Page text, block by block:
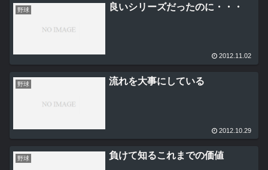
野球 良いシリーズだったのに・・・
2012.11.02
野球 流れを大事にしている
2012.10.29
野球 負けて知るこれまでの価値